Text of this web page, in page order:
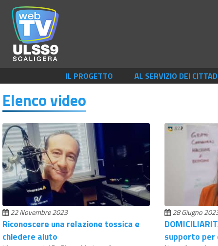
IL PROGETTO AL SERVIZIO DEI
Elenco video
22 Novembre 2023
Riconoscere una relazione tossica e
chiedere aiuto
28 Giugno
supporto per